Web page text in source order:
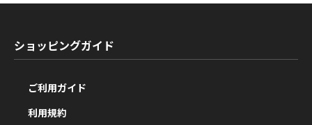
ショッピングガイド
ご利用ガイド
利用規約